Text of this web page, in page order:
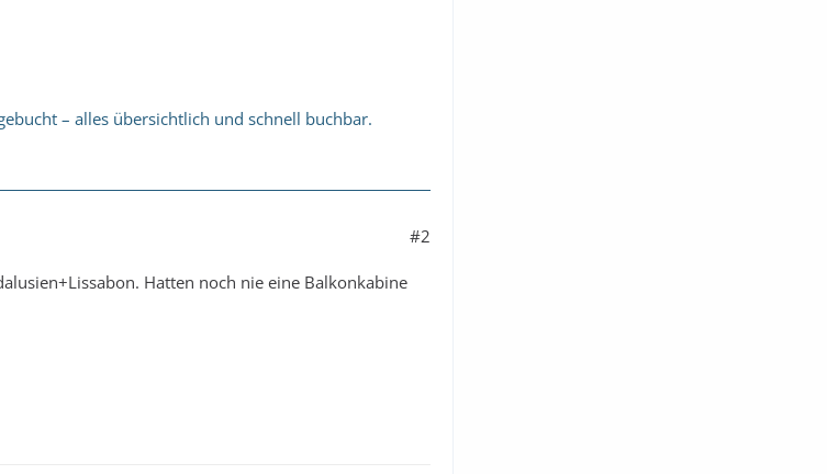
– alles übersichtlich und schnell buchbar.
#2
Hatten noch nie eine Balkonkabine